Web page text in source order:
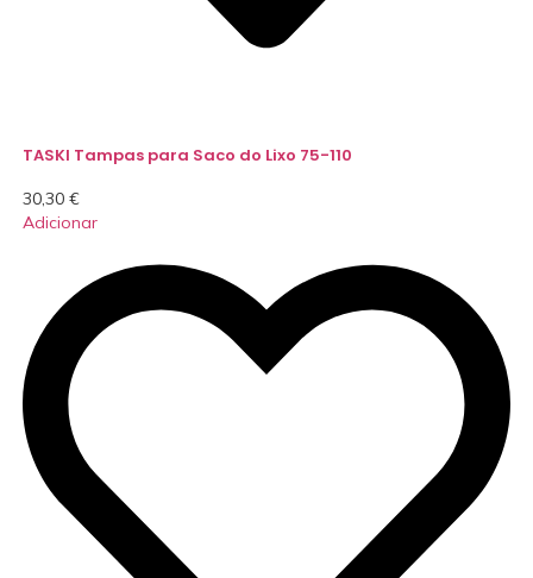
TASKI Tampas para Saco do Lixo 75-110
30,30 €
Adicionar